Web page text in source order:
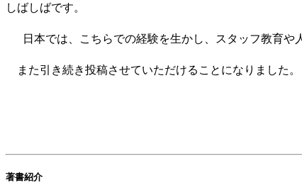
しばしばです。
日本では、こちらでの経験を生かし、スタッフ教育や
また引き続き投稿させていただけることになりました
著書紹介